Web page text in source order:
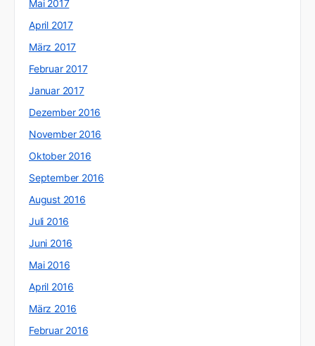
Mai 2017
April 2017
März 2017
Februar 2017
Januar 2017
Dezember 2016
November 2016
Oktober 2016
September 2016
August 2016
Juli 2016
Juni 2016
Mai 2016
April 2016
März 2016
Februar 2016